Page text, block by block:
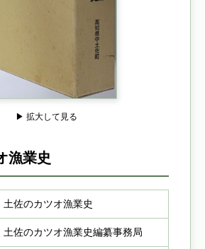
▶ 拡大して見る
漁業史
土佐のカツオ漁業史
土佐のカツオ漁業史編纂事務局